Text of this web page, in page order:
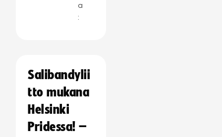
a
:
Salibandylii
tto mukana
Helsinki
Pridessa! –